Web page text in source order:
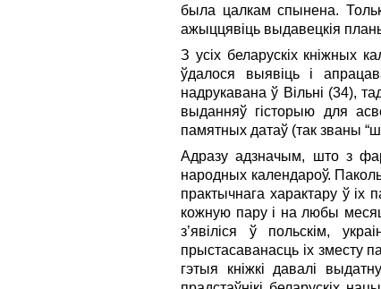
была цалкам спынена.
ажыццявіць выдавецкія
З усіх беларускіх кніжных
ўдалося выявіць і
надрукавана ў Вільні (34),
выданняў гісторыю для
памятных датаў (так званы
Адразу адзначым, што з
народных календароў.
практычнага характару ў іх
кожную пару і на любы месяц
з’явіліся ў польскім,
прыстасаванасць іх зместу
гэтыя кніжкі давалі